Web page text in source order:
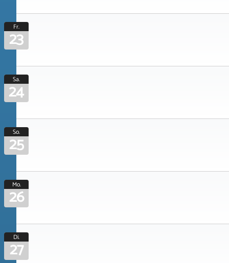
Fr.
23
Sa.
24
So.
25
Mo.
26
Di.
27